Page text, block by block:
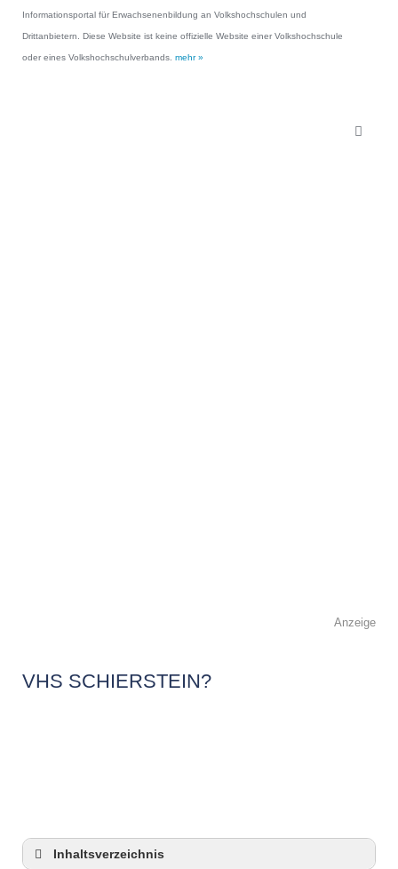
Informationsportal für Erwachsenenbildung an Volkshochschulen und
Drittanbietern. Diese Website ist keine offizielle Website einer Volkshochschule
oder eines Volkshochschulverbands. mehr »
Anzeige
VHS SCHIERSTEIN?
Inhaltsverzeichnis